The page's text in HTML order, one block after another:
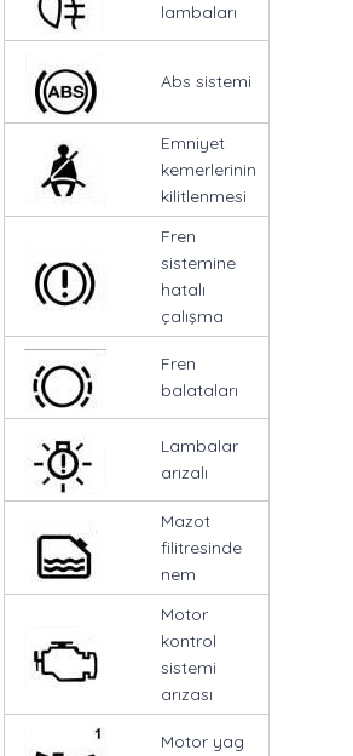
lambaları
Abs sistemi
Emniyet
kemerlerinin
kilitlenmesi
Fren
sistemine
hatalı
çalışma
Fren
balataları
Lambalar
arızalı
Mazot
filitresinde
nem
Motor
kontrol
sistemi
arızası
Motor yag